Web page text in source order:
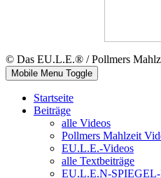
© Das EU.L.E.® / Pollmers
Mobile Menu Toggle
Startseite
Beiträge
alle Videos
Pollmers Mahlzeit
EU.L.E.-Videos
alle Textbeiträge
EU.L.E.N-SPIEGEL-